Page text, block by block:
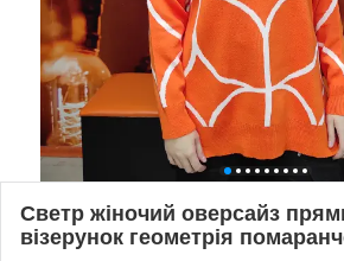
Светр жіночий оверсайз
візерунок геометрія